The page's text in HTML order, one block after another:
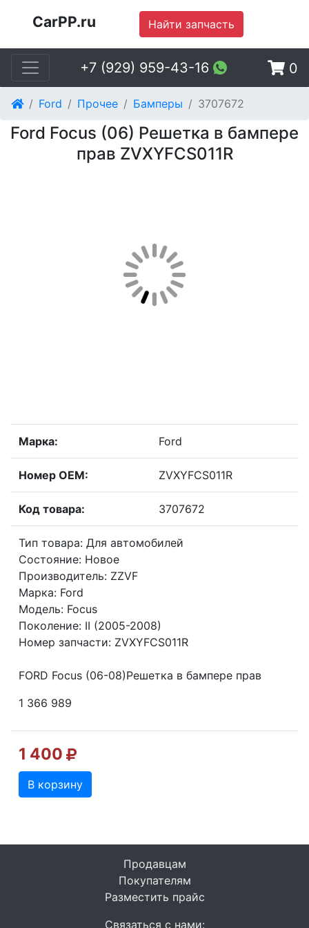
CarPP.ru Найти запчасть
+7 (929) 959-43-16 0
Ford Прочее Бамперы 3707672
Ford Focus (06) Решетка в бампере
прав ZVXYFCS011R
Марка: Ford
Номер OEM: ZVXYFCS011R
Код товара: 3707672
Тип товара: Для автомобилей
Состояние: Новое
Производитель: ZZVF
Марка: Ford
Модель: Focus
Поколение: II (2005-2008)
Номер запчасти: ZVXYFCS011R
FORD Focus (06-08)Решетка в бампере прав
1 366 989
1 400
В корзину
Продавцам
Покупателям
Разместить прайс
Связаться с нами: